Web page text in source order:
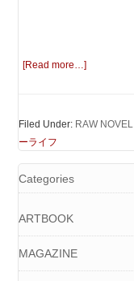
[Read more…]
Filed Under: RAW NOVEL
ーライフ
Categories
ARTBOOK
MAGAZINE